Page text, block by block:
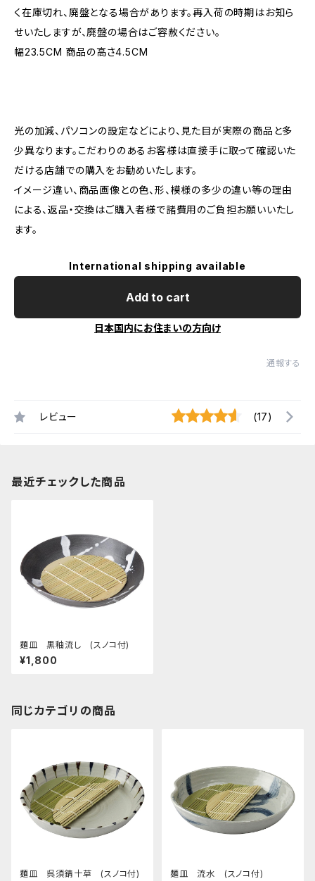
く在庫切れ、廃盤となる場合があります。再入荷の時期はお知ら
せいたしますが、廃盤の場合はご容赦ください。
幅23.5CM 商品の高さ4.5CM
光の加減、パソコンの設定などにより、見た目が実際の商品と多
少異なります。こだわりのあるお客様は直接手に取って確認いた
だける店舗での購入をお勧めいたします。
イメージ違い、商品画像との色、形、模様の多少の違い等の理由
による、返品・交換はご購入者様で諸費用のご負担お願いいたし
ます。
International shipping available
Add to cart
日本国内にお住まいの方向け
通報する
レビュー (17)
最近チェックした商品
麺皿 黒釉流し (スノコ付)
¥1,800
同じカテゴリの商品
麺皿 呉須錆十草 (スノコ付) 麺皿 流水 (スノコ付)